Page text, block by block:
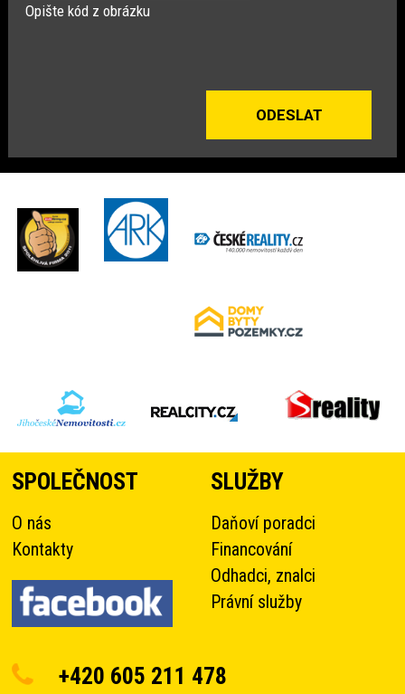
Opište kód z obrázku
SPOLEČNOST
O nás
Kontakty
SLUŽBY
Daňoví poradci
Financování
Odhadci, znalci
Právní služby
+420 605 211 478